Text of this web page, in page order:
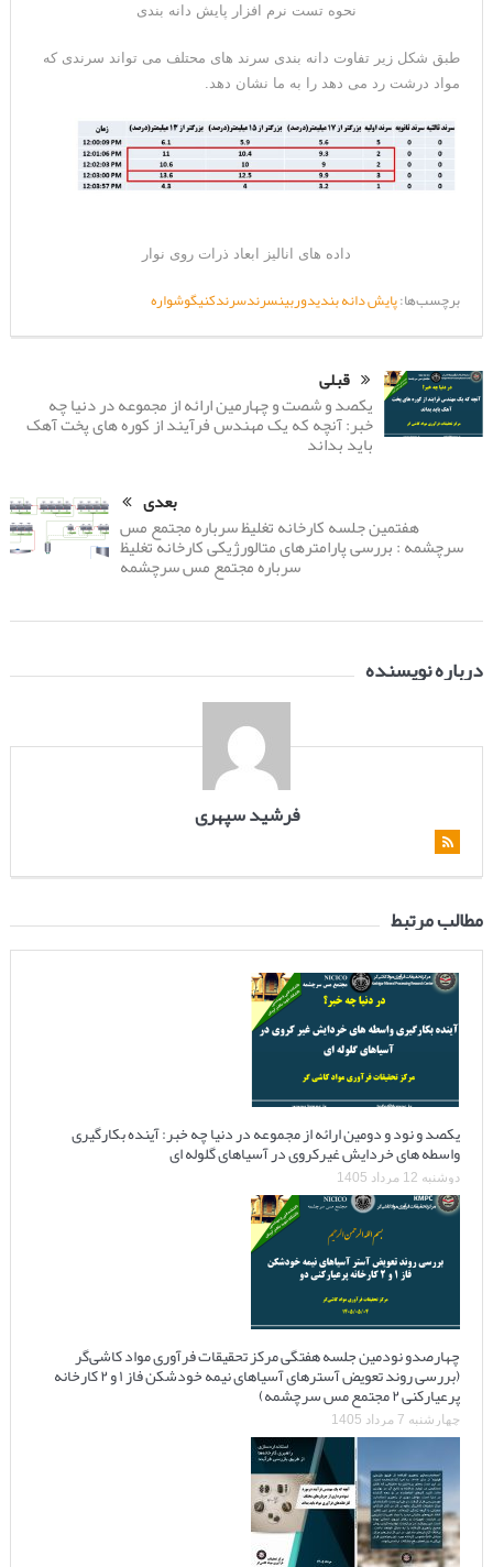
نحوه تست نرم افزار پایش دانه بندی
طبق شکل زیر تفاوت دانه بندی سرند های محتلف می تواند سرندی که
مواد درشت رد می دهد را به ما نشان دهد.
داده های انالیز ابعاد ذرات روی نوار
برچسب‌ها:پایش دانه بندیدوربینسرندسرندکنیگوشواره
قبلی
یکصد و شصت و چهارمین ارائه از مجموعه در دنیا چه
خبر: آنچه که یک مهندس فرآیند از کوره های پخت آهک
باید بداند
بعدی
هفتمین جلسه کارخانه تغلیظ سرباره مجتمع مس
سرچشمه‌ : بررسی پارامترهای متالورژیکی کارخانه تغلیظ
سرباره مجتمع مس سرچشمه
درباره نویسنده
فرشید سپهری
مطالب مرتبط
یکصد و نود و دومین ارائه از مجموعه در دنیا چه خبر: آینده بکارگیری
واسطه های خردایش غیرکروی در آسیاهای گلوله ای
دوشنبه 12 مرداد 1405
چهارصدو نودمین جلسه هفتگی مرکز تحقیقات فرآوری مواد کاشی‌گر
(بررسی روند تعویض آسترهای آسیاهای نیمه خودشکن فاز ۱ و ۲ کارخانه
پرعیارکنی ۲ مجتمع مس سرچشمه)
چهارشنبه 7 مرداد 1405